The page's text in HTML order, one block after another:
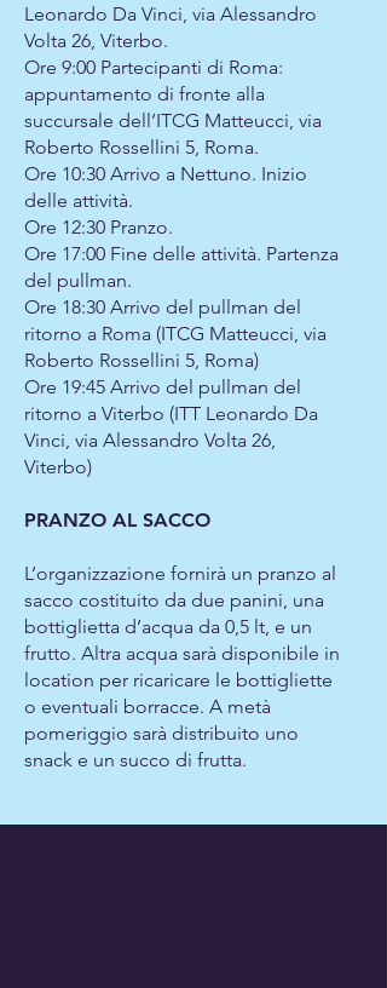
Leonardo Da Vinci, via Alessandro
Volta 26, Viterbo.
Ore 9:00 Partecipanti di Roma:
appuntamento di fronte alla
succursale dell’ITCG Matteucci, via
Roberto Rossellini 5, Roma.
Ore 10:30 Arrivo a Nettuno. Inizio
delle attività.
Ore 12:30 Pranzo.
Ore 17:00 Fine delle attività. Partenza
del pullman.
Ore 18:30 Arrivo del pullman del
ritorno a Roma (ITCG Matteucci, via
Roberto Rossellini 5, Roma)
Ore 19:45 Arrivo del pullman del
ritorno a Viterbo (ITT Leonardo Da
Vinci, via Alessandro Volta 26,
Viterbo)
PRANZO AL SACCO
L’organizzazione fornirà un pranzo al
sacco costituito da due panini, una
bottiglietta d’acqua da 0,5 lt, e un
frutto. Altra acqua sarà disponibile in
location per ricaricare le bottigliette
o eventuali borracce. A metà
pomeriggio sarà distribuito uno
snack e un succo di frutta.